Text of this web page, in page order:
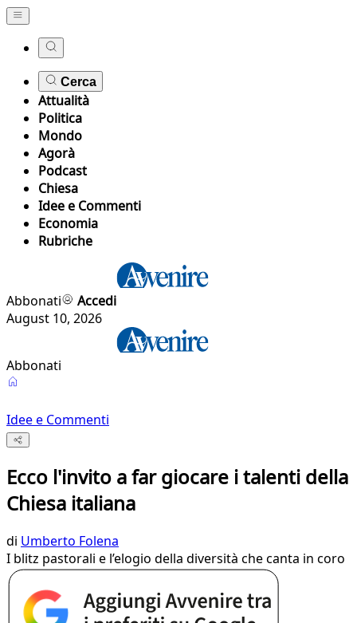
Cerca
Attualità
Politica
Mondo
Agorà
Podcast
Chiesa
Idee e Commenti
Economia
Rubriche
Abbonati
Accedi
August 10, 2026
Abbonati
Idee e Commenti
Ecco l'invito a far giocare i talenti della
Chiesa italiana
di Umberto Folena
I blitz pastorali e l’elogio della diversità che canta in coro